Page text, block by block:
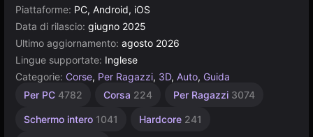
Piattaforme: PC, Android, iOS
Data di rilascio: giugno 2025
Ultimo aggiornamento: agosto 2026
Lingue supportate: Inglese
Categorie: Corse, Per Ragazzi, 3D, Auto, Guida
Per PC 4782 Corsa 224 Per Ragazzi 3074
Schermo intero 1041 Hardcore 241
Car
491
Drag
213
Agility
Desktop
Demolizione
Alta
3570
Browser
Unity
3175